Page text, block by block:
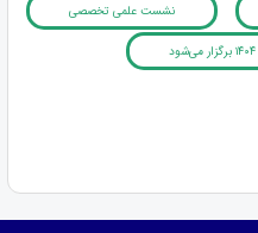
نشست علمی تخصصی